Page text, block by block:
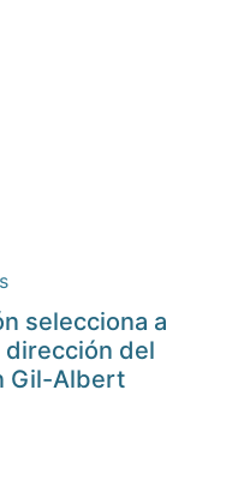
selecciona a
dirección del
Gil-Albert